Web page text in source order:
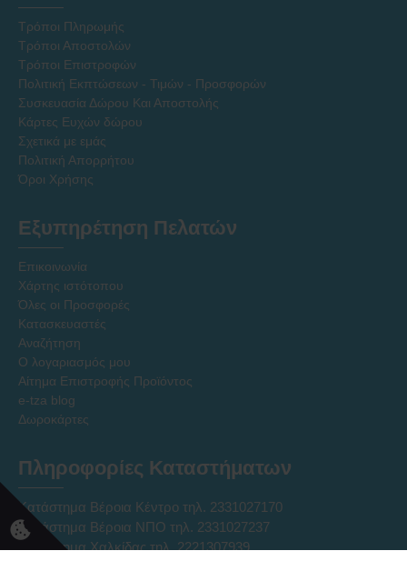
Τρόποι Πληρωμής
Τρόποι Αποστολών
Τρόποι Επιστροφών
Πολιτική Εκπτώσεων - Τιμών - Προσφορών
Συσκευασία Δώρου Και Αποστολής
Κάρτες Ευχών δώρου
Σχετικά με εμάς
Πολιτική Απορρήτου
Όροι Χρήσης
Εξυπηρέτηση Πελατών
Επικοινωνία
Χάρτης ιστότοπου
Όλες οι Προσφορές
Κατασκευαστές
Αναζήτηση
Ο λογαριασμός μου
Αίτημα Επιστροφής Προϊόντος
e-tza blog
Δωροκάρτες
Πληροφορίες Καταστήματων
Κατάστημα Βέροια Κέντρο τηλ. 2331027170
Κατάστημα Βέροια ΝΠΟ τηλ. 2331027237
Κατάστημα Χαλκίδας τηλ. 2221307939